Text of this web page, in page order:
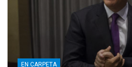
EN CARPETA